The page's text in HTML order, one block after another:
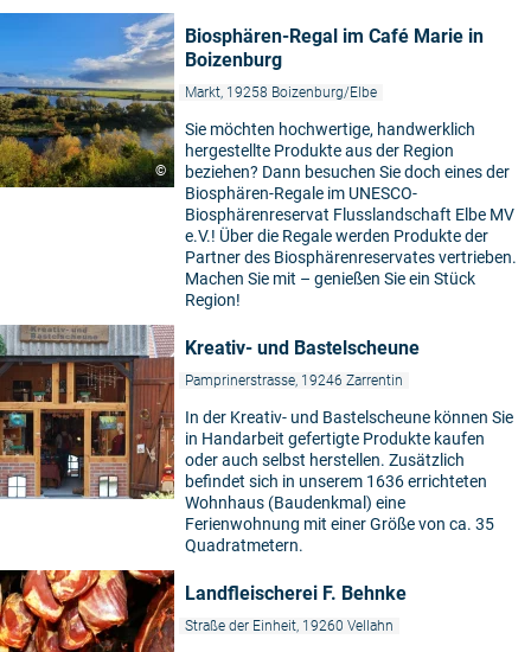
©
Biosphären-Regal im Café Marie in
Boizenburg
Markt, 19258 Boizenburg/Elbe
Sie möchten hochwertige, handwerklich
hergestellte Produkte aus der Region
beziehen? Dann besuchen Sie doch eines der
Biosphären-Regale im UNESCO-
Biosphärenreservat Flusslandschaft Elbe MV
e.V.! Über die Regale werden Produkte der
Partner des Biosphärenreservates vertrieben.
Machen Sie mit – genießen Sie ein Stück
Region!
Kreativ- und Bastelscheune
Pamprinerstrasse, 19246 Zarrentin
In der Kreativ- und Bastelscheune können Sie
in Handarbeit gefertigte Produkte kaufen
oder auch selbst herstellen. Zusätzlich
befindet sich in unserem 1636 errichteten
Wohnhaus (Baudenkmal) eine
Ferienwohnung mit einer Größe von ca. 35
Quadratmetern.
Landfleischerei F. Behnke
Straße der Einheit, 19260 Vellahn